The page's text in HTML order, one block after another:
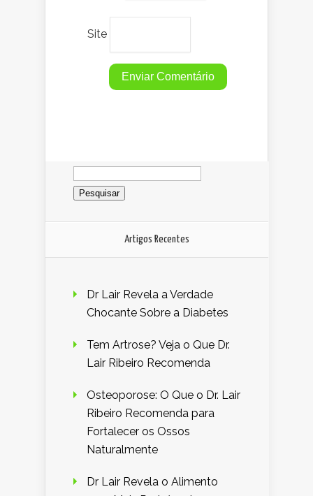
Site
Pesquisar
por:
Artigos Recentes
Dr Lair Revela a Verdade
Chocante Sobre a Diabetes
Tem Artrose? Veja o Que Dr.
Lair Ribeiro Recomenda
Osteoporose: O Que o Dr. Lair
Ribeiro Recomenda para
Fortalecer os Ossos
Naturalmente
Dr Lair Revela o Alimento